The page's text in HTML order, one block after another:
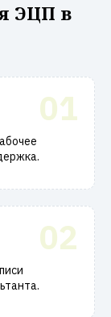
ЭЦП в
01
02